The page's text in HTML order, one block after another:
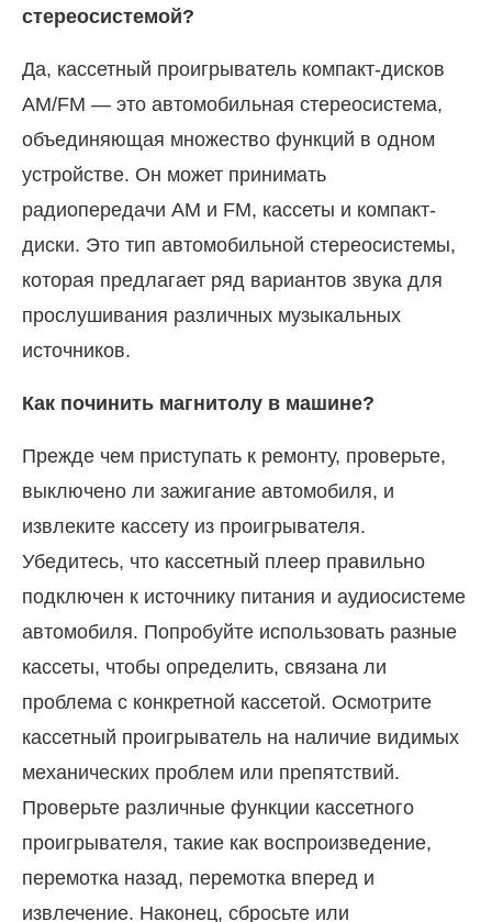
стереосистемой?
Да, кассетный проигрыватель компакт-дисков
AM/FM — это автомобильная стереосистема,
объединяющая множество функций в одном
устройстве. Он может принимать
радиопередачи AM и FM, кассеты и компакт-
диски. Это тип автомобильной стереосистемы,
которая предлагает ряд вариантов звука для
прослушивания различных музыкальных
источников.
Как починить магнитолу в машине?
Прежде чем приступать к ремонту, проверьте,
выключено ли зажигание автомобиля, и
извлеките кассету из проигрывателя.
Убедитесь, что кассетный плеер правильно
подключен к источнику питания и аудиосистеме
автомобиля. Попробуйте использовать разные
кассеты, чтобы определить, связана ли
проблема с конкретной кассетой. Осмотрите
кассетный проигрыватель на наличие видимых
механических проблем или препятствий.
Проверьте различные функции кассетного
проигрывателя, такие как воспроизведение,
перемотка назад, перемотка вперед и
извлечение. Наконец, сбросьте или